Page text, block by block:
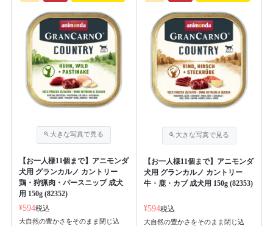
【お一人様11個まで】アニモンダ
犬用 グランカルノ カントリー
鶏・狩猟肉・パースニップ 成犬
用 150g (82352)
¥594税込
大自然の豊かさをそのまま閉じ込
【お一人様11個まで】アニモンダ
犬用 グランカルノ カントリー
牛・鹿・カブ 成犬用 150g (82353)
¥594税込
大自然の豊かさをそのまま閉じ込